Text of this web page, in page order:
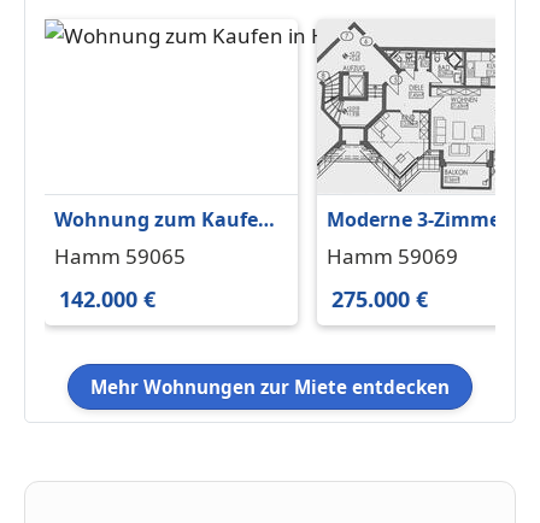
Wohnung zum Kaufen
in Hamm 142.000 €
Hamm 59065
142.000 €
Moderne 3-Zimmer-
Eigentumswohnung
Tiefgarage
Hamm 59069
275.000 €
Mehr Wohnungen zur Miete entdecken